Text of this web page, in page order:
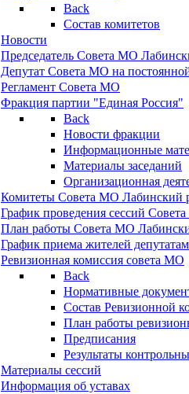
Back
Состав комитетов
Новости
Председатель Совета МО
Депутат Совета МО на
Регламент Совета МО
Фракция партии "Единая Россия"
Back
Новости фракции
Информационные
Материалы заседаний
Организационная
Комитеты Совета МО Лабинский
График проведения сессий
План работы Совета МО
График приема жителей
Ревизионная комиссия совета МО
Back
Нормативные
Состав Ревизионной
План работы
Предписания
Результаты
Материалы сессий
Информация об уставах